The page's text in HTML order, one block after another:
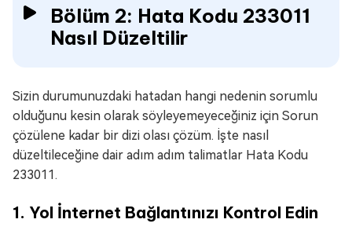
Bölüm 2: Hata Kodu 233011
Nasıl Düzeltilir
Sizin durumunuzdaki hatadan hangi nedenin sorumlu
olduğunu kesin olarak söyleyemeyeceğiniz için Sorun
çözülene kadar bir dizi olası çözüm. İşte nasıl
düzeltileceğine dair adım adım talimatlar Hata Kodu
233011.
1. Yol İnternet Bağlantınızı Kontrol Edin